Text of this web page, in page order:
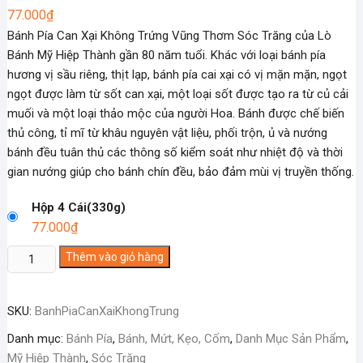
77.000₫
Bánh Pía Can Xại Không Trứng Vũng Thơm Sóc Trăng của Lò
Bánh Mỹ Hiệp Thành gần 80 năm tuổi. Khác với loại bánh pía
hương vị sầu riêng, thịt lạp, bánh pía cai xại có vị mặn mặn, ngọt
ngọt được làm từ sốt can xại, một loại sốt được tạo ra từ củ cải
muối và một loại thảo mộc của người Hoa. Bánh được chế biến
thủ công, tỉ mĩ từ khâu nguyên vật liệu, phối trộn, ủ và nướng
bánh đều tuân thủ các thông số kiểm soát như nhiệt độ và thời
gian nướng giúp cho bánh chín đều, bảo đảm mùi vị truyền thống.
Hộp 4 Cái(330g)
77.000₫
Bánh
Pía
Xại
Không
Trứng
Thêm vào giỏ hàng
SKU: BanhPiaCanXaiKhongTrung
Danh mục: Bánh Pía, Bánh, Mứt, Kẹo, Cốm, Danh Mục Sản Phẩm,
Mỹ Hiệp Thành, Sóc Trăng